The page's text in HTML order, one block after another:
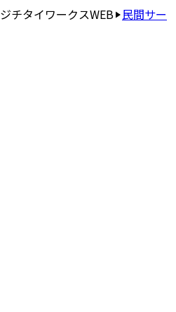
ジチタイワークスWEB 民間サー